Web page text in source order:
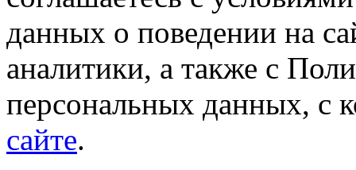
данных о поведении на
аналитики, а также с
персональных данных, с
сайте.